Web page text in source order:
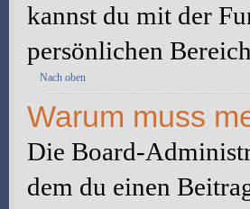
kannst du mit der
persönlichen
Nach oben
Warum muss
Die Board-
dem du einen